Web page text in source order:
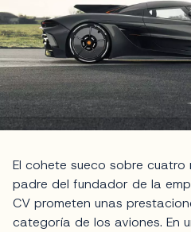
El cohete sueco sobre cuatro
padre del fundador de la
CV prometen unas
categoría de los aviones. En